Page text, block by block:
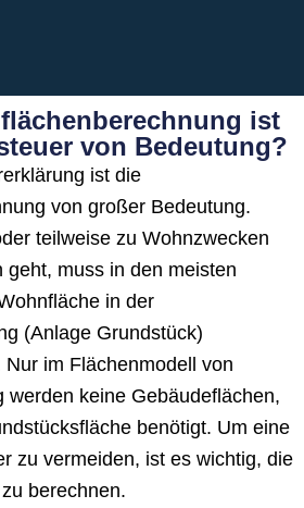
ist
von Bedeutung?
ist die
von großer Bedeutung.
teilweise zu Wohnzwecken
geht, muss in den meisten
in der
(Anlage Grundstück)
im Flächenmodell von
werden keine Gebäudeflächen,
benötigt. Um eine
zu vermeiden, ist es wichtig, die
berechnen.